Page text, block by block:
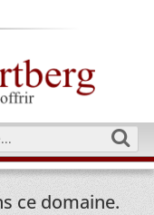
ce domaine.